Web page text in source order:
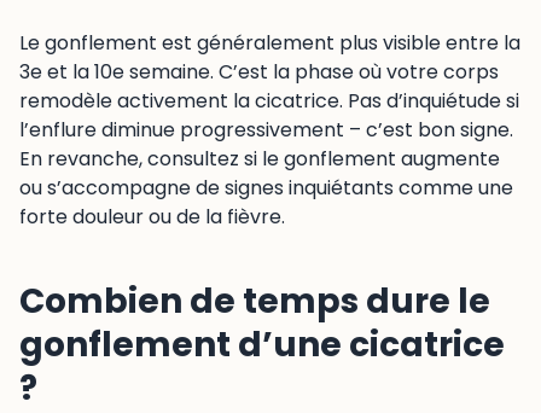
Le gonflement est généralement plus visible entre la
3e et la 10e semaine. C’est la phase où votre corps
remodèle activement la cicatrice. Pas d’inquiétude si
l’enflure diminue progressivement – c’est bon signe.
En revanche, consultez si le gonflement augmente
ou s’accompagne de signes inquiétants comme une
forte douleur ou de la fièvre.
Combien de temps dure le
gonflement d’une cicatrice
?